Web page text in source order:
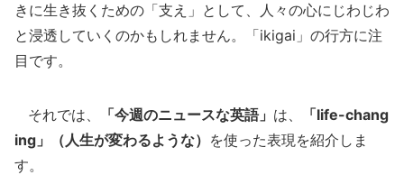
きに生き抜くための「支え」として、人々の心にじわじわ
と浸透していくのかもしれません。「ikigai」の行方に注
目です。
それでは、 「今週のニュースな英語」 は、
「life-chang
ing」（人生が変わるような） を使った表現を紹介しま
す。